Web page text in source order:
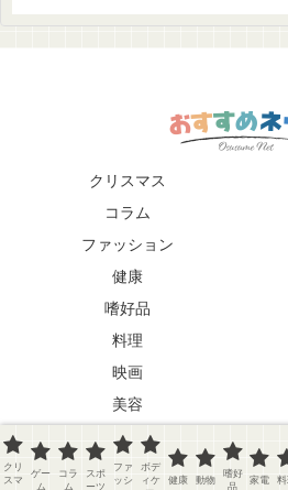
クリスマス
コラム
ファッション
健康
嗜好品
料理
映画
美容
趣味
Copyright © 2026 お
クリ
スマ
ゲー
ム
コラ
ム
スポ
ーツ
ファ
ッシ
ボデ
ィケ
健康 動物
嗜好
品
家電 料